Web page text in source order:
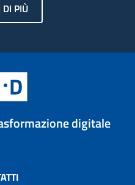
DI PIÙ
digitale